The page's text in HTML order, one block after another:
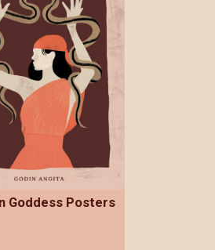
Goddess Posters